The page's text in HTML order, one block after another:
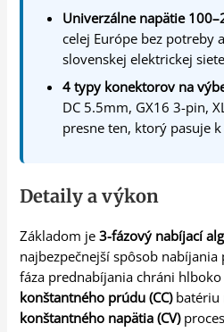
Univerzálne napätie
celej Európe bez potreby
slovenskej elektrickej siete
4 typy konektorov na
DC 5.5mm, GX16 3-pin,
presne ten, ktorý pasuje
Detaily a výkon
Základom je3-fázový nabíjací
najbezpečnejší spôsob nabíjania
fáza prednabíjania chráni
konštantného prúdu (CC)batériu
konštantného napätia (CV)